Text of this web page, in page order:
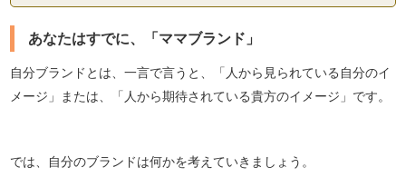
あなたはすでに、「ママブランド」
自分ブランドとは、一言で言うと、「人から見られている自分のイ
メージ」または、「人から期待されている貴方のイメージ」です。
では、自分のブランドは何かを考えていきましょう。